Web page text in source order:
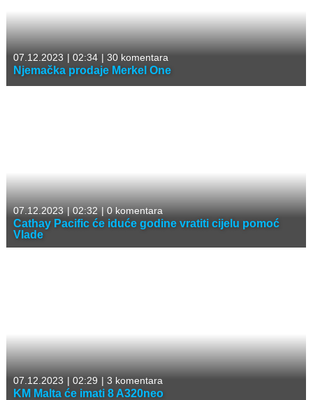
07.12.2023 | 02:34 | 30 komentara
Njemačka prodaje Merkel One
07.12.2023 |02:32 |0 komentara
Cathay Pacific će iduće godine vratiti cijelu pomoć
Vlade
07.12.2023 | 02:29 | 3 komentara
KM Malta će imati 8 A320neo